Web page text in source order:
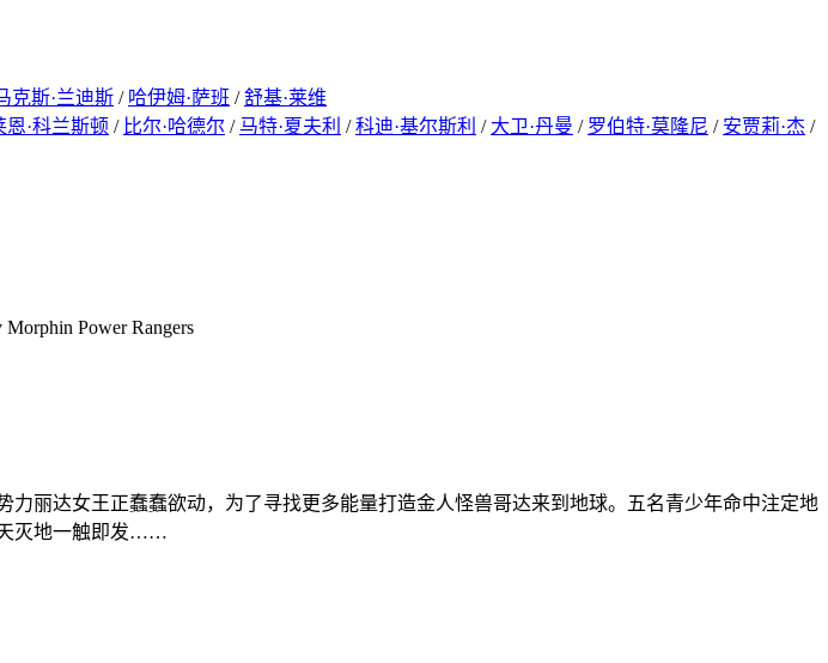
克斯·兰迪斯 / 哈伊姆·萨班 /舒基·莱维
恩·科兰斯顿 / 比尔·哈德尔 / 马特·夏夫利 /科迪·基尔斯利 / 大卫·丹曼 / 罗伯特·莫隆尼 / 安贾莉·杰 /
Power Rangers
丽达女王正蠢蠢欲动，为了寻找更多能量打造金人怪兽哥达来到地球。五名青少年命中注定地
天灭地一触即发……